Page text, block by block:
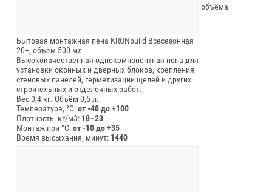
Бытовая монтажная пена KRONbuild Всесезонная
20+, объём 500 мл
Высококачественная однокомпонентная пена для
установки оконных и дверных блоков, крепления
стеновых панелей, герметизации щелей и других
строительных и отделочных работ.
Вес 0,4 кг. Объём 0,5 л.
Температура, °C:от -40 до +100
Плотность, кг/м3: 18–23
Монтаж при °C:от -10 до +35
Время высыхания, минут: 1440
объёма